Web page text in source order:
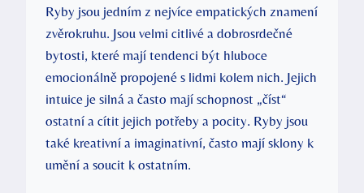
Ryby jsou jedním z nejvíce empatických znamení
zvěrokruhu. Jsou velmi citlivé a dobrosrdečné
bytosti, které mají tendenci být hluboce
emocionálně propojené s lidmi kolem nich. Jejich
intuice je silná a často mají schopnost „číst“
ostatní a cítit jejich potřeby a pocity. Ryby jsou
také kreativní a imaginativní, často mají sklony k
umění a soucit k ostatním.